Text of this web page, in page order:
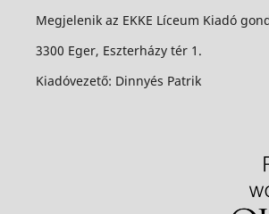
Megjelenik az EKKE Líceum Kiadó
3300 Eger, Eszterházy tér 1.
Kiadóvezető: Dinnyés Patrik